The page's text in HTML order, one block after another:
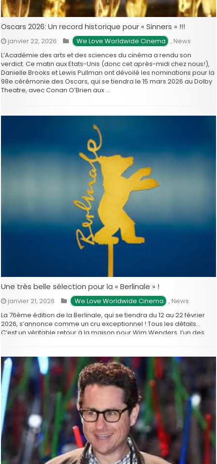
Oscars 2026: Un record historique pour « Sinners » !!!
janvier 22, 2026 We Love Worldwide Cinema , News
L’Académie des arts et des sciences du cinéma a rendu son
verdict. Ce matin aux Etats-Unis (donc cet après-midi chez nous!),
Danielle Brooks et Lewis Pullman ont dévoilé les nominations pour la
98e cérémonie des Oscars, qui se tiendra le 15 mars 2026 au Dolby
Theatre, avec Conan O’Brien aux …
Une très belle sélection pour la « Berlinale » !
janvier 21, 2026 We Love Worldwide Cinema , News
La 76ème édition de la Berlinale, qui se tiendra du 12 au 22 février
2026, s’annonce comme un cru exceptionnel ! Tous les détails…
C’est un véritable retour à la maison pour Wim Wenders, l’un des